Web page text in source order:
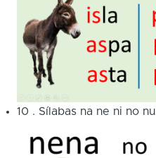
10 . Sílabas na ne ni no nu